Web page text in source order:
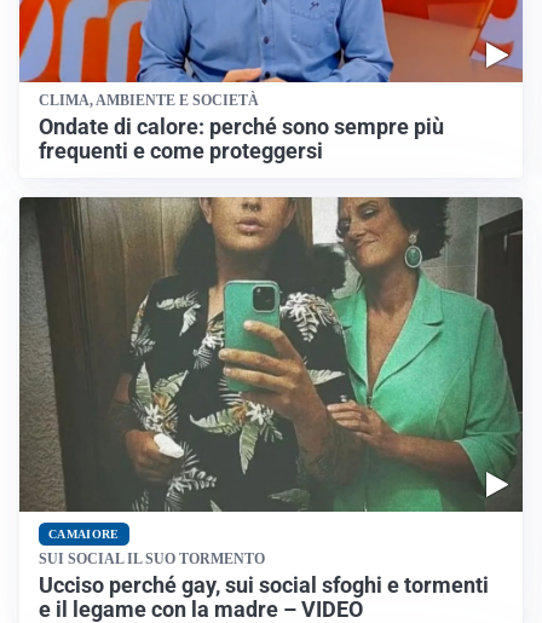
CLIMA, AMBIENTE E SOCIETÀ
Ondate di calore: perché sono sempre più
frequenti e come proteggersi
CAMAIORE
SUI SOCIAL IL SUO TORMENTO
Ucciso perché gay, sui social sfoghi e tormenti
e il legame con la madre – VIDEO